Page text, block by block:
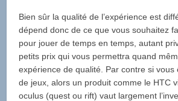
Bien sûr la qualité de l’expérience est
dépend donc de ce que vous souhaitez
pour jouer de temps en temps, autant
petits prix qui vous permettra quand
expérience de qualité. Par contre si vous
de jeux, alors un produit comme le HTC
oculus (quest ou rift) vaut largement